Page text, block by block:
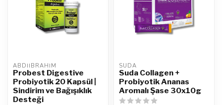
ABDIIBRAHIM
Probest Digestive
Probiyotik 20 Kapsül |
Sindirim ve Bağışıklık
Desteği
SUDA
Suda Collagen +
Probiyotik Ananas
Aromalı Şase 30x10g